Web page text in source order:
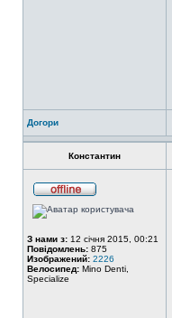
Догори
Константин
З нами з: 12 січня 2015, 00:21
Повідомлень: 875
Изображений: 2226
Велосипед: Mino Denti,
Specialize